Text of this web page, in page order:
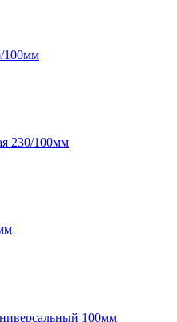
100мм
230/100мм
100мм